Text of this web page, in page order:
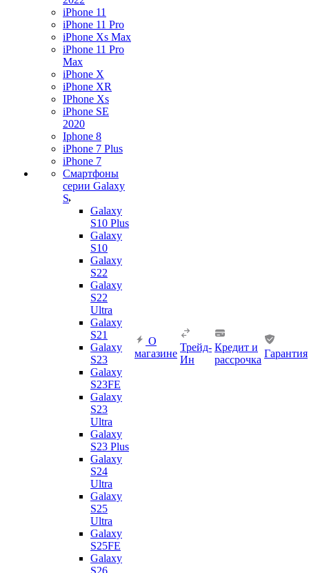
iPhone 11
iPhone 11 Pro
iPhone Xs Max
iPhone 11 Pro
Max
iPhone X
iPhone XR
IPhone Xs
iPhone SE
2020
Iphone 8
iPhone 7 Plus
iPhone 7
Смартфоны
серии Galaxy
S
Galaxy
S10 Plus
Galaxy
S10
Galaxy
S22
Galaxy
S22
Ultra
Galaxy
S21
Galaxy
S23
Galaxy
S23FE
Galaxy
S23
Ultra
Galaxy
S23 Plus
Galaxy
S24
Ultra
Galaxy
S25
Ultra
Galaxy
S25FE
Galaxy
S26
О
магазине
Трейд-
Ин
Кредит и
рассрочка
Гарантия